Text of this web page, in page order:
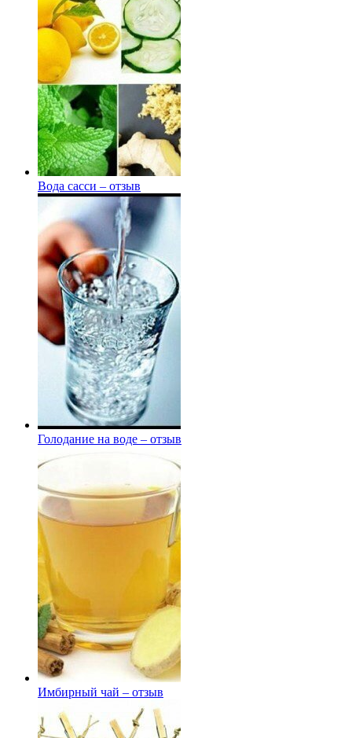
Вода сасси – отзыв
Голодание на воде – отзыв
Имбирный чай – отзыв